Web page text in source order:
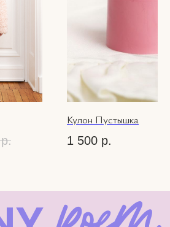
р.
Кулон Пустышка
1 500 р.